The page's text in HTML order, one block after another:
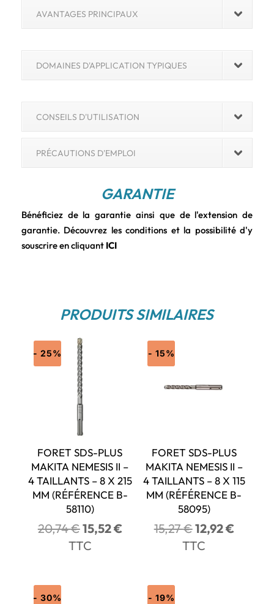
AVANTAGES PRINCIPAUX
DOMAINES D'APPLICATION TYPIQUES
CONSEILS D'UTILISATION
PRÉCAUTIONS D'EMPLOI
GARANTIE
Bénéficiez de la garantie ainsi que de l'extension de
garantie. Découvrez les conditions et la possibilité d'y
souscrire en cliquant ICI
PRODUITS SIMILAIRES
- 25%
FORET SDS-PLUS
MAKITA NEMESIS II –
4 TAILLANTS – 8 X 215
MM (RÉFÉRENCE B-
58110)
20,74€Le
prix
15,52€Le
15,52 €.
TTC
- 15%
FORET SDS-PLUS
MAKITA NEMESIS II –
4 TAILLANTS – 8 X 115
MM (RÉFÉRENCE B-
58095)
15,27€Le
prix
12,92€Le
TTC
- 30% - 19%